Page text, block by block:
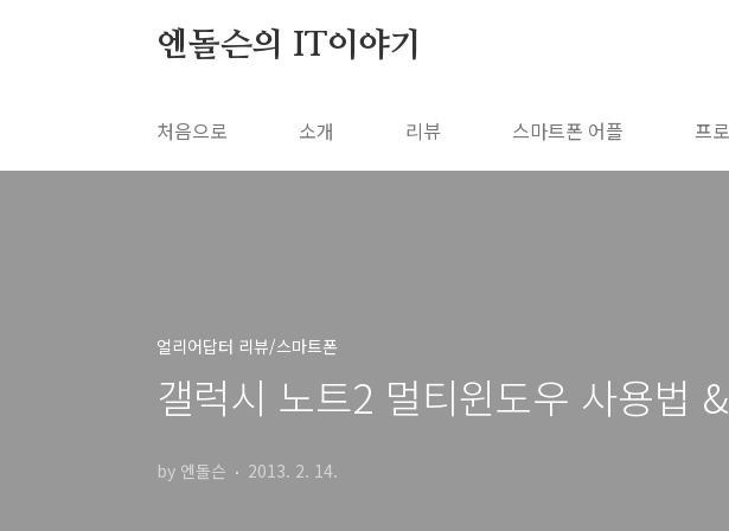
엔돌슨의 IT이야기
처음으로 소개 리뷰 스마트폰 어플 프
얼리어답터 리뷰/스마트폰
갤럭시 노트2 멀티윈도우 사용법
by 엔돌슨 2013. 2. 14.